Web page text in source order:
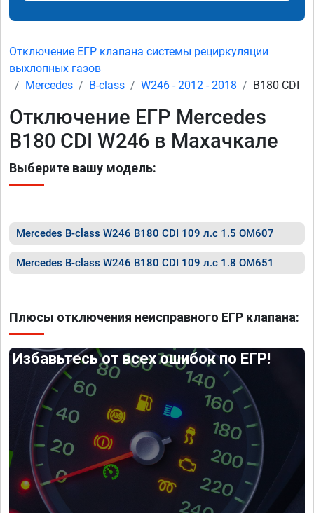
Отключение ЕГР клапана системы рециркуляции
выхлопных газов
Mercedes
B-class W246 - 2012 - 2018 B180 CDI
Отключение ЕГР Mercedes
B180 CDI W246 в Махачкале
Выберите вашу модель:
Mercedes B-class W246 B180 CDI 109 л.с 1.5 OM607
Mercedes B-class W246 B180 CDI 109 л.с 1.8 OM651
Плюсы отключения неисправного ЕГР клапана:
Избавьтесь от всех ошибок по ЕГР!